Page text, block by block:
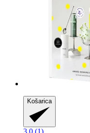
Košarica
3.0 (1)